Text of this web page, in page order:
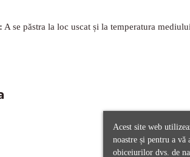
A se păstra la loc uscat și la temperatura
Acest site web
noastre și pentru a
obiceiurilor dvs. de